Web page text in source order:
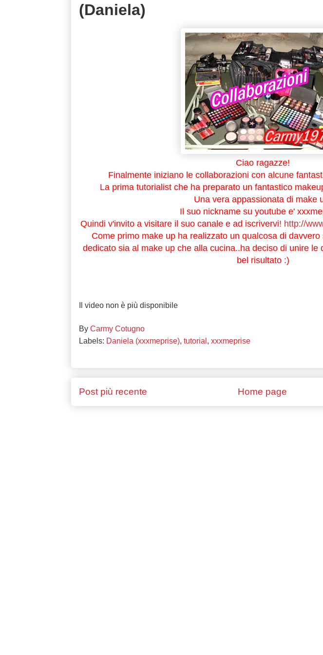
(Daniela)
Ciao ragazze!
Finalmente iniziano le collaborazioni con alcune
La prima tutorialist che ha preparato un fantastico
Una vera appassionata di make
Il suo nickname su youtube e'
Quindi v'invito a visitare il suo canale e ad iscrivervi! http://
Come primo make up ha realizzato un qualcosa di
dedicato sia al make up che alla cucina..ha deciso di unire le
bel risultato :)
Il video non è più disponibile
By Carmy Cotugno
Labels: Daniela (xxxmeprise), tutorial , xxxmeprise
Post più recente Home page